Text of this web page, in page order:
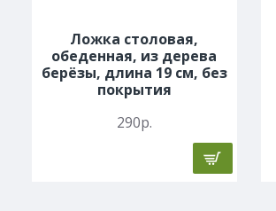
Ложка столовая,
обеденная, из дерева
берёзы, длина 19 см, без
покрытия
290р.